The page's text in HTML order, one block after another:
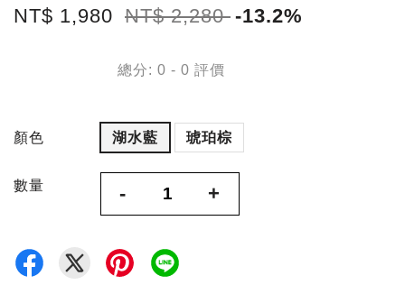
NT$ 1,980 NT$ 2,280 -13.2%
總分: 0 - 0 評價
顏色 湖水藍 琥珀棕
數量 - +